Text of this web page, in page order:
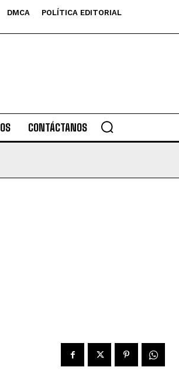
DMCA
POLÍTICA EDITORIAL
CONTÁCTANOS